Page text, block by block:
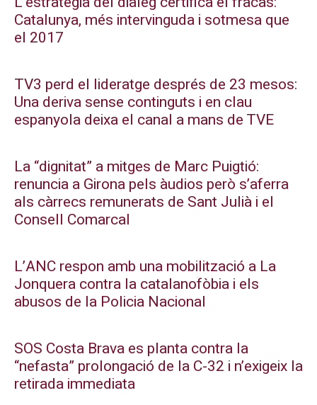
Catalunya, més intervinguda i sotmesa que
el 2017
TV3 perd el lideratge després de 23 mesos:
Una deriva sense continguts i en clau
espanyola deixa el canal a mans de TVE
La “dignitat” a mitges de Marc Puigtió:
renuncia a Girona pels àudios però s’aferra
als càrrecs remunerats de Sant Julià i el
Consell Comarcal
L’ANC respon amb una mobilització a La
Jonquera contra la catalanofòbia i els
abusos de la Policia Nacional
SOS Costa Brava es planta contra la
“nefasta” prolongació de la C-32 i n’exigeix la
retirada immediata